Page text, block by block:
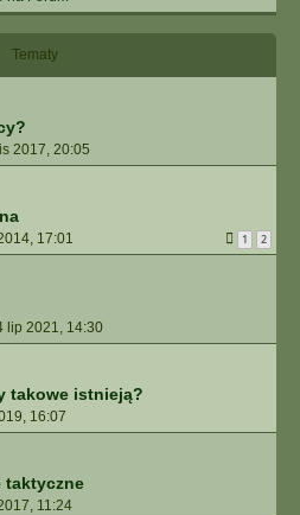
Tematy
2017, 20:05
17:01 1 2
lip 2021, 14:30
takowe istnieją?
16:07
taktyczne
11:24